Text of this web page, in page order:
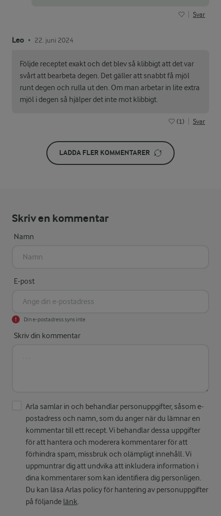
Svar
Leo • 22. juni 2024
Följde receptet exakt och det blev så klibbigt att det var
svårt att bearbeta degen. Det gäller att snabbt få mjöl
runt degen och rulla ut den. Om man arbetar in lite extra
mjöl i degen så hjälper det inte mot klibbigt.
(1) Svar
LADDA FLER KOMMENTARER
Skriv en kommentar
Namn
E-post
Din e-postadress syns inte
Skriv din kommentar
Arla samlar in och behandlar personuppgifter, såsom e-
postadress och namn, som du anger när du lämnar en
kommentar till ett recept. Vi behandlar dessa uppgifter
för att hantera och moderera kommentarer för att
förhindra spam, missbruk och olämpligt innehåll. Vi
uppmuntrar dig att undvika att inkludera information i
dina kommentarer som kan identifiera dig personligen.
Du kan läsa Arlas policy för hantering av personuppgifter
på följande länk.